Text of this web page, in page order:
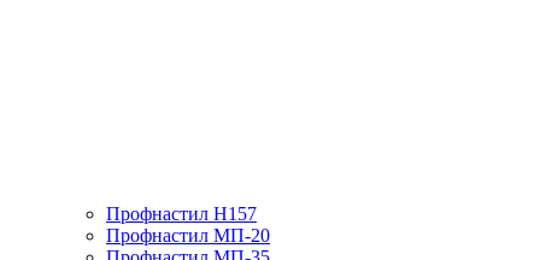
Профнастил H157
Профнастил МП-20